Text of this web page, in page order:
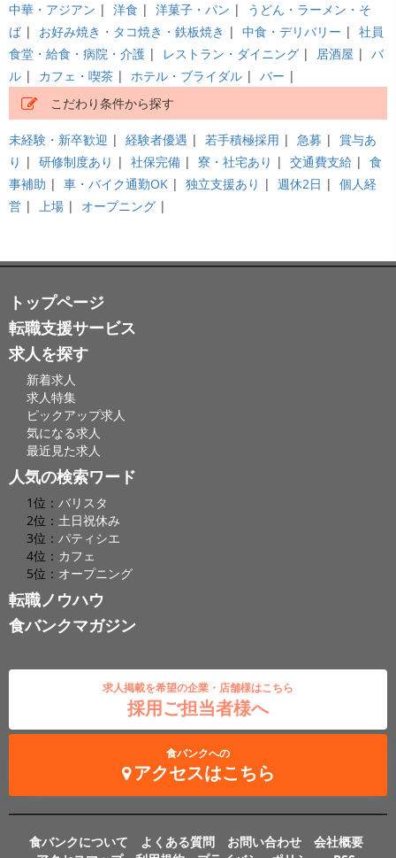
中華・アジアン | 洋食 | 洋菓子・パン |
うどん・ラーメン・そ
ば | お好み焼き・タコ焼き・鉄板焼き | 中食・デリバリー | 社員
食堂・給食・病院・介護 | レストラン・ダイニング | 居酒屋 | バ
ル | カフェ・喫茶 | ホテル・ブライダル | バー |
こだわり条件から探す
未経験・新卒歓迎 | 経験者優遇 | 若手積極採用 | 急募 | 賞与あ
り | 研修制度あり | 社保完備 | 寮・社宅あり | 交通費支給 | 食
事補助 | 車・バイク通勤OK | 独立支援あり | 週休2日 | 個人経
営 | 上場 | オープニング |
トップページ
転職支援サービス
求人を探す
新着求人
求人特集
ピックアップ求人
気になる求人
最近見た求人
人気の検索ワード
1位： バリスタ
2位： 土日祝休み
3位： パティシエ
4位： カフェ
5位： オープニング
転職ノウハウ
食バンクマガジン
求人掲載を希望の企業・店舗様はこちら
採用ご担当者様へ
食バンクへの
アクセスはこちら
食バンクについて よくある質問 お問い合わせ
会社概要